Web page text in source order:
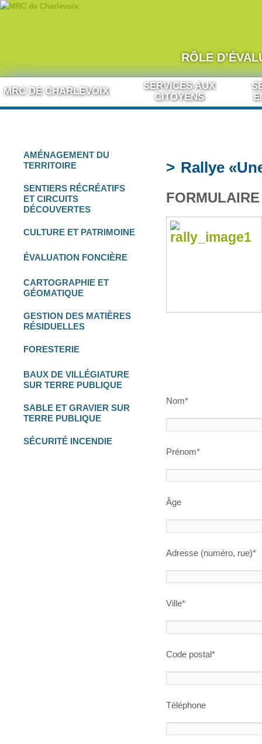
RÔLE
MRC DE CHARLEVOIX
SERVICES AUX
CITOYENS
Rallye
Nom*
Prénom*
Âge
Adresse (numéro, rue)*
Ville*
Code postal*
Téléphone
AMÉNAGEMENT DU
TERRITOIRE
SENTIERS RÉCRÉATIFS
ET CIRCUITS
DÉCOUVERTES
CULTURE ET PATRIMOINE
ÉVALUATION FONCIÈRE
CARTOGRAPHIE ET
GÉOMATIQUE
GESTION DES MATIÈRES
RÉSIDUELLES
FORESTERIE
BAUX DE VILLÉGIATURE
SUR TERRE PUBLIQUE
SABLE ET GRAVIER SUR
TERRE PUBLIQUE
SÉCURITÉ INCENDIE